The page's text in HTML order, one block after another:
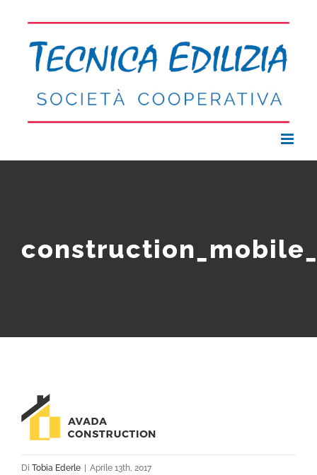
contenuto
Di Tobia Ederle Aprile 13th, 2017